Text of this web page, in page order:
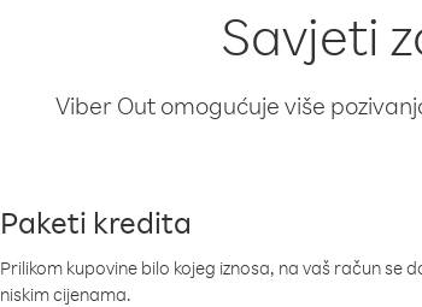
Savjeti
Viber Out omogućuje više
Paketi kredita
Prilikom kupovine bilo kojeg iznosa, na vaš račun
niskim cijenama.